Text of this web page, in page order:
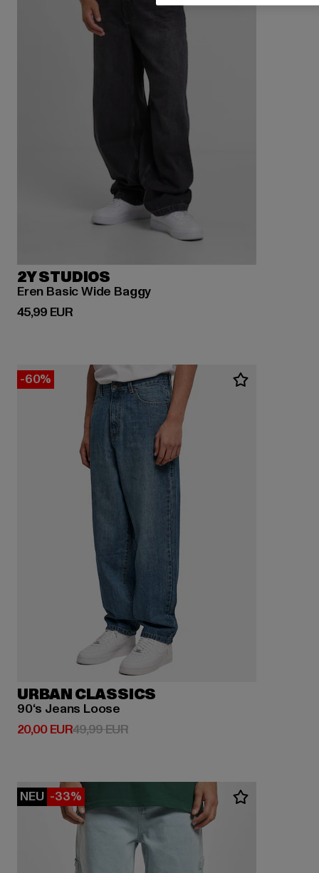
2Y STUDIOS
Eren Basic Wide Baggy
45,99 EUR
Derzeitiger Preis: 45,99 EUR
-60%
URBAN CLASSICS
90‘s Jeans Loose
20,00 EUR
Derzeitiger Preis: 20,00 EUR
49,99 EURAktionspreis: 49,99 EUR
NEU -33%